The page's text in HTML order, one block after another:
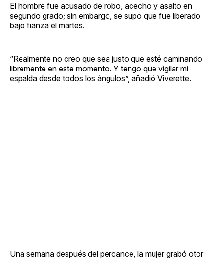
El hombre fue acusado de robo, acecho y asalto en
segundo grado; sin embargo, se supo que fue liberado
bajo fianza el martes.
“Realmente no creo que sea justo que esté caminando
libremente en este momento. Y tengo que vigilar mi
espalda desde todos los ángulos”, añadió Viverette.
Una semana después del percance, la mujer grabó otor